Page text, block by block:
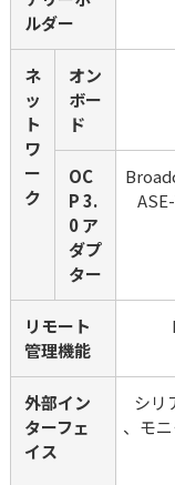
ルダー
ネ
ッ
ト
ワ
ー
ク
オン
ボー
ド
OC
P 3.
0 ア
ダプ
ター
リモート
管理機能
外部イン
ターフェ
イス
シリ
、モ